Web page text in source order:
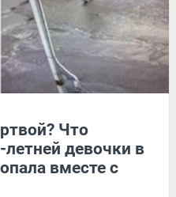
Что
девочки в
вместе с